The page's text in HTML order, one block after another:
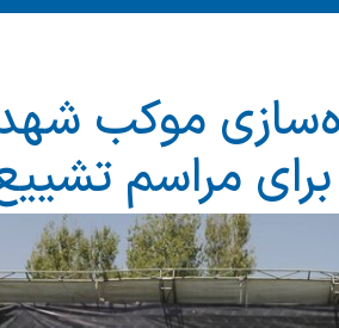
موکب
برای مراسم